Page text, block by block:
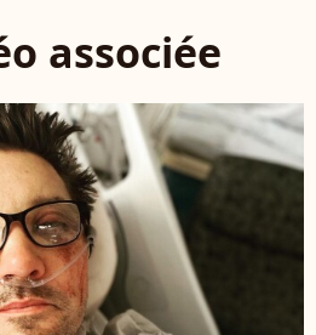
associée